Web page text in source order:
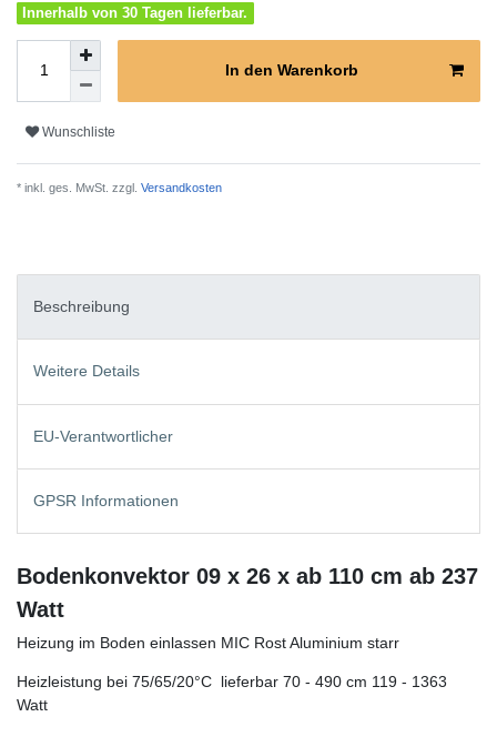
Innerhalb von 30 Tagen lieferbar.
In den Warenkorb
Wunschliste
* inkl. ges. MwSt. zzgl. Versandkosten
Beschreibung
Weitere Details
EU-Verantwortlicher
GPSR Informationen
Bodenkonvektor 09 x 26 x ab 110 cm ab 237
Watt
Heizung im Boden einlassen MIC Rost Aluminium starr
Heizleistung bei 75/65/20°C lieferbar 70 - 490 cm 119 - 1363
Watt